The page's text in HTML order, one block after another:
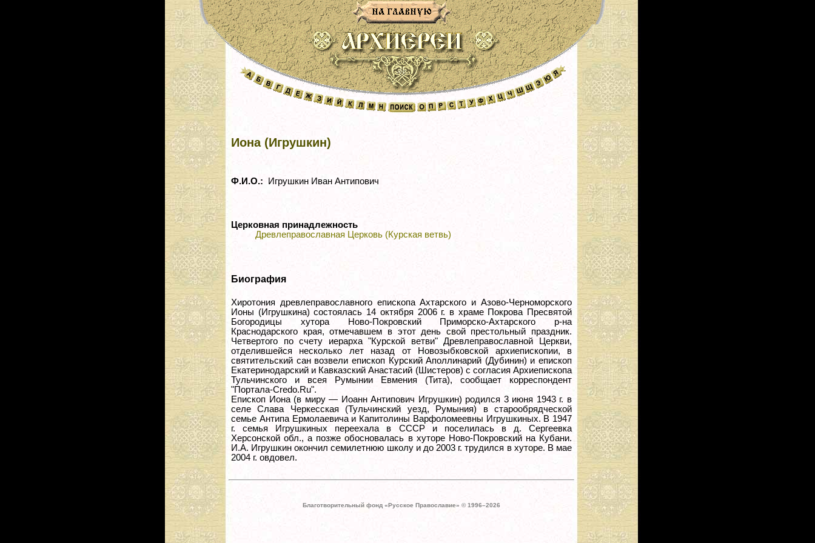
Иона (Игрушкин)
Ф.И.О.: Игрушкин Иван Антипович
Церковная принадлежность
Древлеправославная Церковь (Курская ветвь)
Биография
Хиротония древлеправославного епископа Ахтарского и Азово-Черноморского
Ионы (Игрушкина) состоялась 14 октября 2006 г. в храме Покрова Пресвятой
Богородицы хутора Ново-Покровский Приморско-Ахтарского р-на
Краснодарского края, отмечавшем в этот день свой престольный праздник.
Четвертого по счету иерарха "Курской ветви" Древлеправославной Церкви,
отделившейся несколько лет назад от Новозыбковской архиепископии, в
святительский сан возвели епископ Курский Аполлинарий (Дубинин) и епископ
Екатеринодарский и Кавказский Анастасий (Шистеров) с согласия Архиепископа
Тульчинского и всея Румынии Евмения (Тита), сообщает корреспондент
"Портала-Credo.Ru".
Епископ Иона (в миру — Иоанн Антипович Игрушкин) родился 3 июня 1943 г. в
селе Слава Черкесская (Тульчинский уезд, Румыния) в старообрядческой
семье Антипа Ермолаевича и Капитолины Варфоломеевны Игрушкиных. В 1947
г. семья Игрушкиных переехала в СССР и поселилась в д. Сергеевка
Херсонской обл., а позже обосновалась в хуторе Ново-Покровский на Кубани.
И.А. Игрушкин окончил семилетнюю школу и до 2003 г. трудился в хуторе. В мае
2004 г. овдовел.
Благотворительный фонд «Русское Православие» © 1996–2026